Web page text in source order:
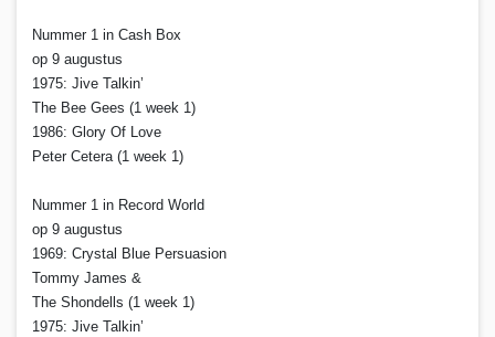
Nummer 1 in Cash Box
op 9 augustus
1975: Jive Talkin’
The Bee Gees (1 week 1)
1986: Glory Of Love
Peter Cetera (1 week 1)
Nummer 1 in Record World
op 9 augustus
1969: Crystal Blue Persuasion
Tommy James &
The Shondells (1 week 1)
1975: Jive Talkin’